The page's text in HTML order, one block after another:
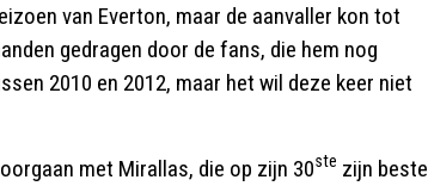
van Everton, maar de aanvaller kon tot
gedragen door de fans, die hem nog
2010 en 2012, maar het wil deze keer niet
met Mirallas, die op zijn 30ste zijn beste